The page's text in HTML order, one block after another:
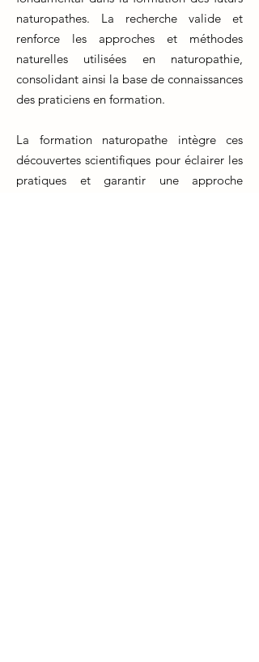
naturopathes. La recherche valide et
renforce les approches et méthodes
naturelles utilisées en naturopathie,
consolidant ainsi la base de connaissances
des praticiens en formation.
La formation naturopathe intègre ces
découvertes scientifiques pour éclairer les
pratiques et garantir une approche